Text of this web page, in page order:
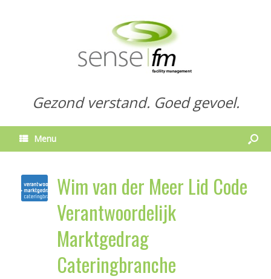
Gezond verstand. Goed gevoel.
Menu
Wim van der Meer Lid Code
Verantwoordelijk
Marktgedrag
Cateringbranche